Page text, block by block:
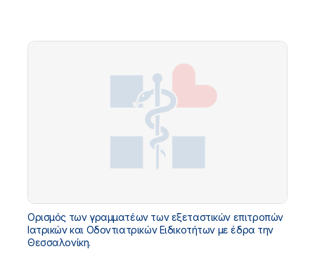
Ορισμός των γραμματέων των εξεταστικών επιτροπών
Ιατρικών και Oδοντιατρικών Ειδικοτήτων με έδρα την
Θεσσαλονίκη.